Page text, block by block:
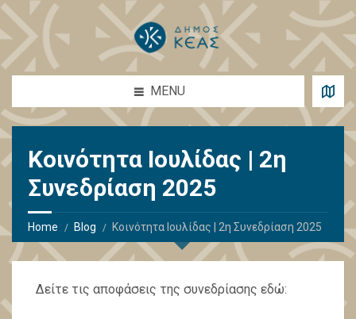
MENU
Κοινότητα Ιουλίδας | 2η
Συνεδρίαση 2025
Home Blog Κοινότητα Ιουλίδας | 2η Συνεδρίαση 2025
Δείτε τις αποφάσεις της συνεδρίασης εδώ: